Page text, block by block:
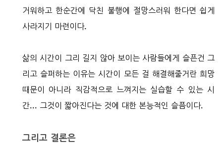
거워하고 한순간에 닥친 불행에 절망스러워 한다면 쉽게
사라지기 마련이다.
삶의 시간이 그리 길지 않아 보이는 사람들에게 슬픈건 그
리고 슬퍼하는 이유는 시간이 모든 걸 해결해줄거란 희망
때문이 아니라 직감적으로 느껴지는 실습할 수 있는 시
간... 그것이 짧아진다는 것에 대한 본능적인 슬픔이다.
그리고 결론은